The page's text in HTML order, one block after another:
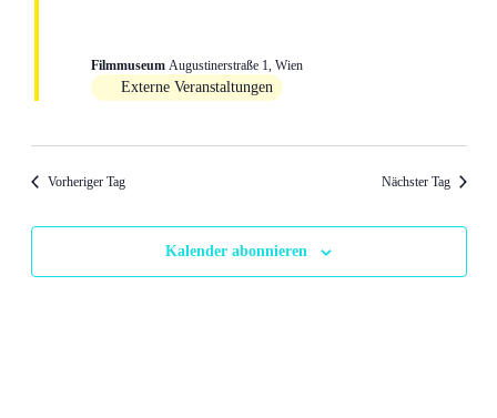
Filmmuseum Augustinerstraße 1, Wien
Externe Veranstaltungen
Vorheriger Tag Nächster Tag
Kalender abonnieren